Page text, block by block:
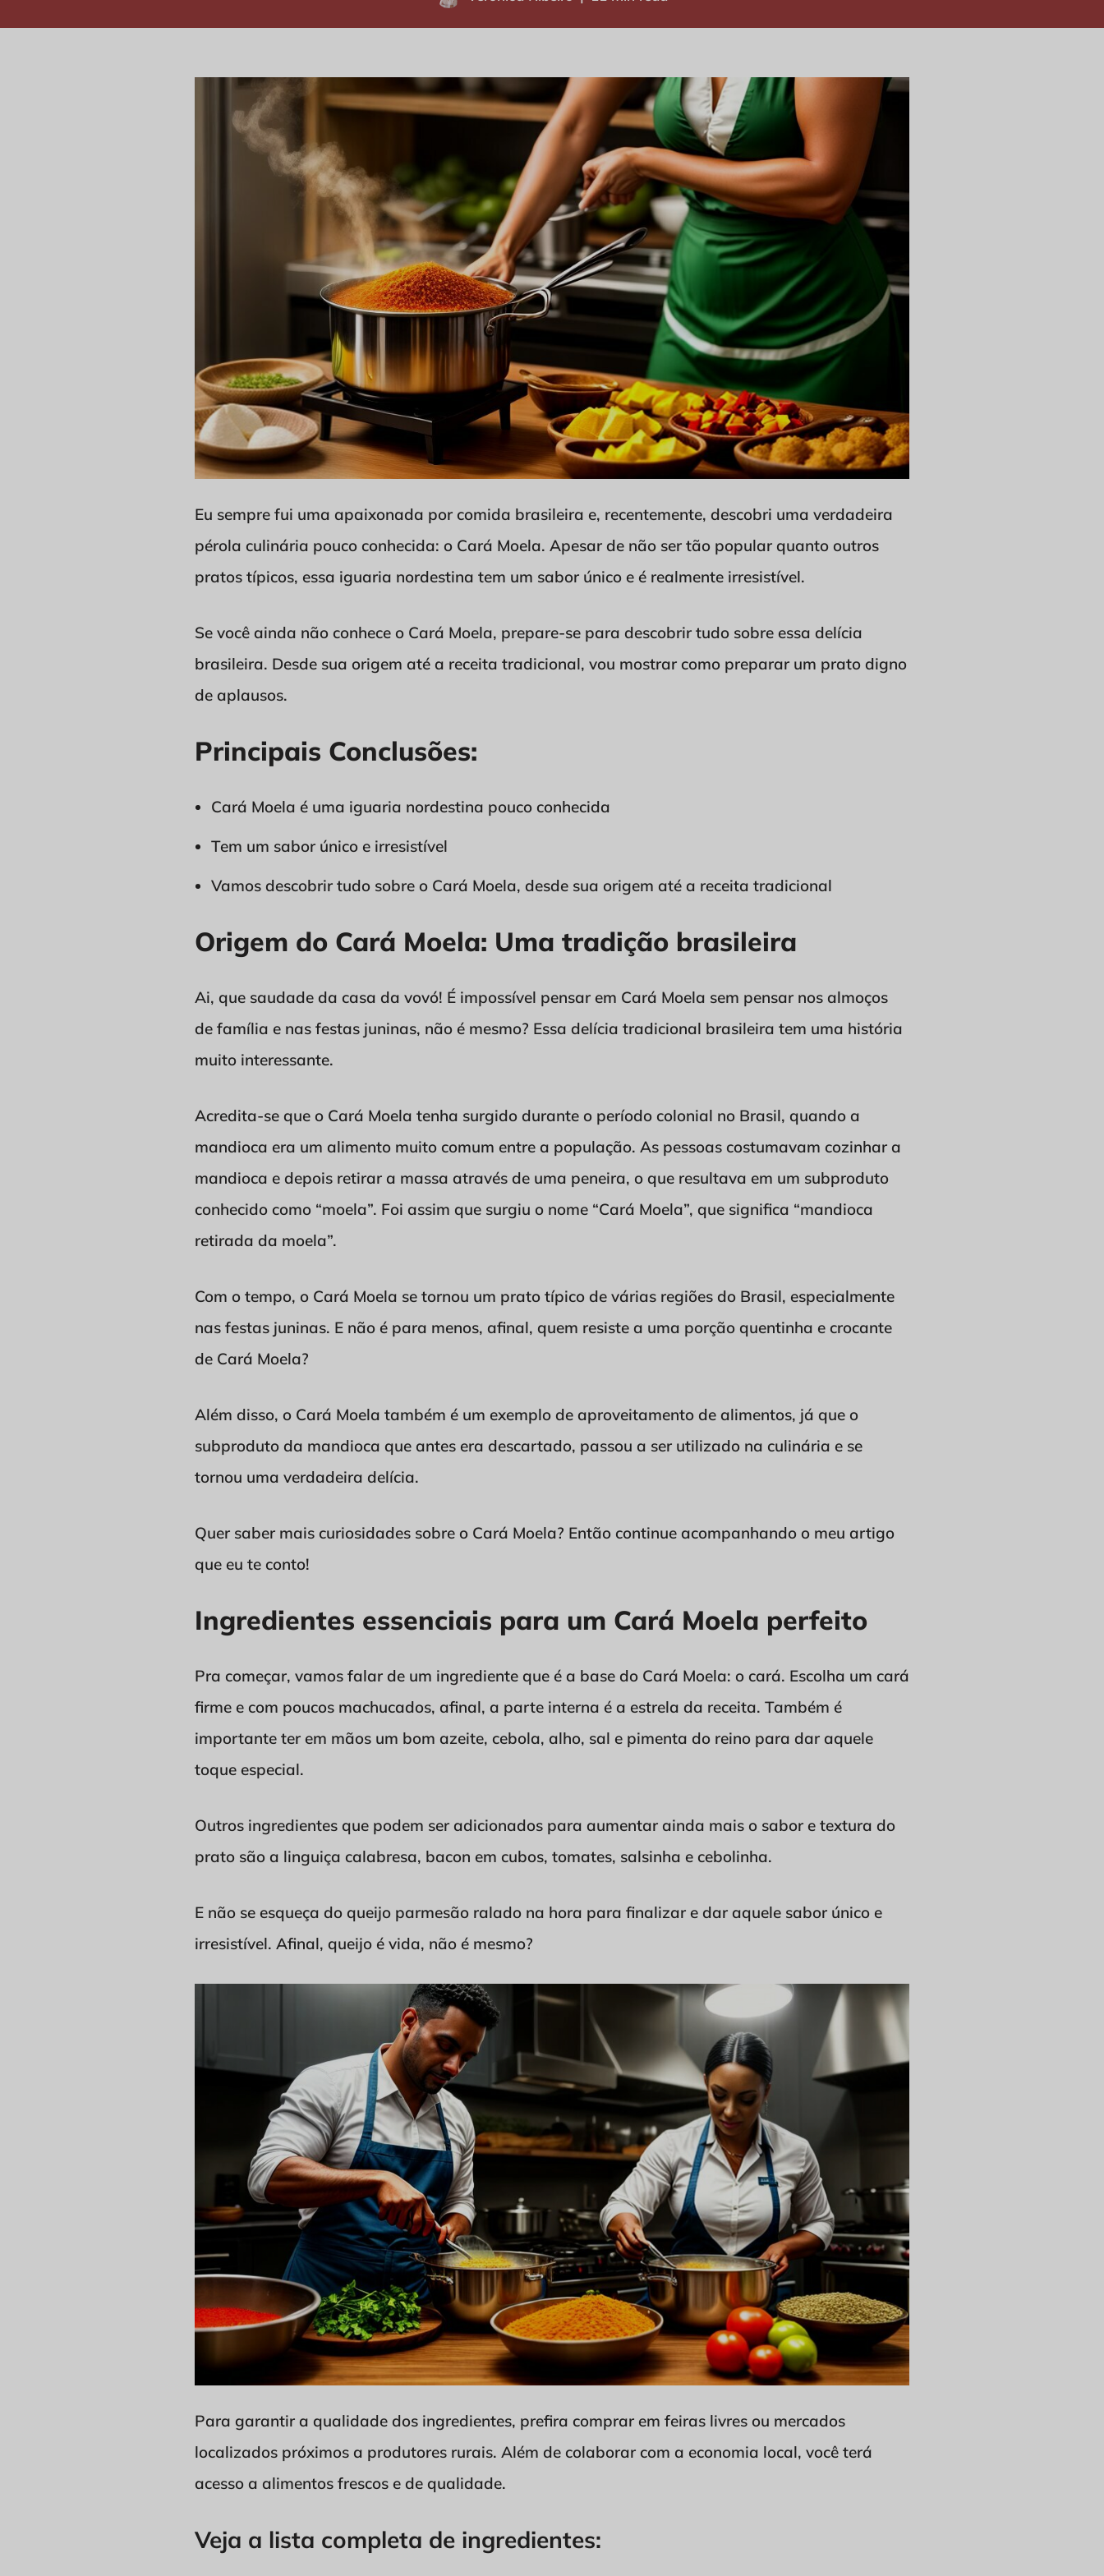
Eu sempre fui uma apaixonada por comida brasileira e, recentemente, descobri uma verdadeira
pérola culinária pouco conhecida: o Cará Moela. Apesar de não ser tão popular quanto outros
pratos típicos, essa iguaria nordestina tem um sabor único e é realmente irresistível.
Se você ainda não conhece o Cará Moela, prepare-se para descobrir tudo sobre essa delícia
brasileira. Desde sua origem até a receita tradicional, vou mostrar como preparar um prato digno
de aplausos.
Principais Conclusões:
Cará Moela é uma iguaria nordestina pouco conhecida
Tem um sabor único e irresistível
Vamos descobrir tudo sobre o Cará Moela, desde sua origem até a receita tradicional
Origem do Cará Moela: Uma tradição brasileira
Ai, que saudade da casa da vovó! É impossível pensar em Cará Moela sem pensar nos almoços
de família e nas festas juninas, não é mesmo? Essa delícia tradicional brasileira tem uma história
muito interessante.
Acredita-se que o Cará Moela tenha surgido durante o período colonial no Brasil, quando a
mandioca era um alimento muito comum entre a população. As pessoas costumavam cozinhar a
mandioca e depois retirar a massa através de uma peneira, o que resultava em um subproduto
conhecido como “moela”. Foi assim que surgiu o nome “Cará Moela”, que significa “mandioca
retirada da moela”.
Com o tempo, o Cará Moela se tornou um prato típico de várias regiões do Brasil, especialmente
nas festas juninas. E não é para menos, afinal, quem resiste a uma porção quentinha e crocante
de Cará Moela?
Além disso, o Cará Moela também é um exemplo de aproveitamento de alimentos, já que o
subproduto da mandioca que antes era descartado, passou a ser utilizado na culinária e se
tornou uma verdadeira delícia.
Quer saber mais curiosidades sobre o Cará Moela? Então continue acompanhando o meu artigo
que eu te conto!
Ingredientes essenciais para um Cará Moela perfeito
Pra começar, vamos falar de um ingrediente que é a base do Cará Moela: o cará. Escolha um cará
firme e com poucos machucados, afinal, a parte interna é a estrela da receita. Também é
importante ter em mãos um bom azeite, cebola, alho, sal e pimenta do reino para dar aquele
toque especial.
Outros ingredientes que podem ser adicionados para aumentar ainda mais o sabor e textura do
prato são a linguiça calabresa, bacon em cubos, tomates, salsinha e cebolinha.
E não se esqueça do queijo parmesão ralado na hora para finalizar e dar aquele sabor único e
irresistível. Afinal, queijo é vida, não é mesmo?
Para garantir a qualidade dos ingredientes, prefira comprar em feiras livres ou mercados
localizados próximos a produtores rurais. Além de colaborar com a economia local, você terá
acesso a alimentos frescos e de qualidade.
Veja a lista completa de ingredientes: